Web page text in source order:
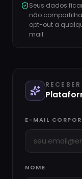
Seus dados
não
opt-out a
mail.
E-MAIL
NOME